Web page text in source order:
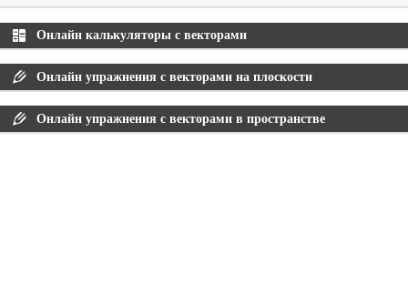
Онлайн калькуляторы с векторами
Онлайн упражнения с векторами на плоскости
Онлайн упражнения с векторами в пространстве